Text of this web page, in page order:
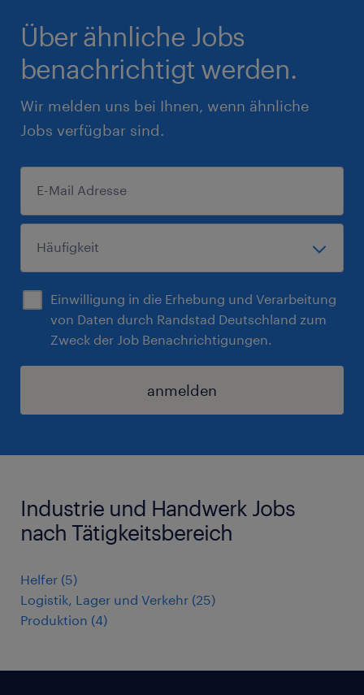
Über ähnliche Jobs
benachrichtigt werden.
Wir melden uns bei Ihnen, wenn ähnliche
Jobs verfügbar sind.
Einwilligung in die Erhebung und Verarbeitung
von Daten durch Randstad Deutschland zum
Zweck der Job Benachrichtigungen.
anmelden
Industrie und Handwerk Jobs
nach Tätigkeitsbereich
Helfer (5)
Logistik, Lager und Verkehr (25)
Produktion (4)